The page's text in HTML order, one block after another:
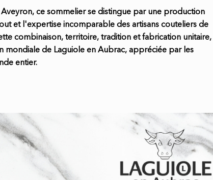
Aveyron, ce sommelier se distingue par une production
et l'expertise incomparable des artisans couteliers de
combinaison, territoire, tradition et fabrication unitaire,
mondiale de Laguiole en Aubrac, appréciée par les
entier.